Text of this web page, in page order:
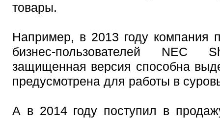
товары.
Например, в 2013 году компания
бизнес-пользователей NEC
защищенная версия способна
предусмотрена для работы в
А в 2014 году поступил в